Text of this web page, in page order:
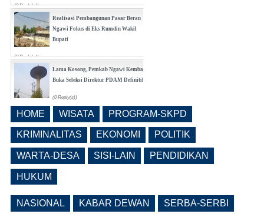
(0 Reply(s))
Realisasi Pembangunan Pasar Beran
Ngawi Fokus di Eks Rumdin Wakil
Bupati
(0 Reply(s))
Lama Kosong, Pemkab Ngawi Kembali
Buka Seleksi Direktur PDAM Definitif
(0 Reply(s))
Ruang, Pelanggaran Berpotensi
Dikenai Denda dan Pembatasan
Fasilitas
(0 Reply(s))
HOME WISATA PROGRAM-SKPD
KRIMINALITAS EKONOMI POLITIK
WARTA-DESA SISI-LAIN PENDIDIKAN
HUKUM
NASIONAL KABAR DEWAN SERBA-SERBI